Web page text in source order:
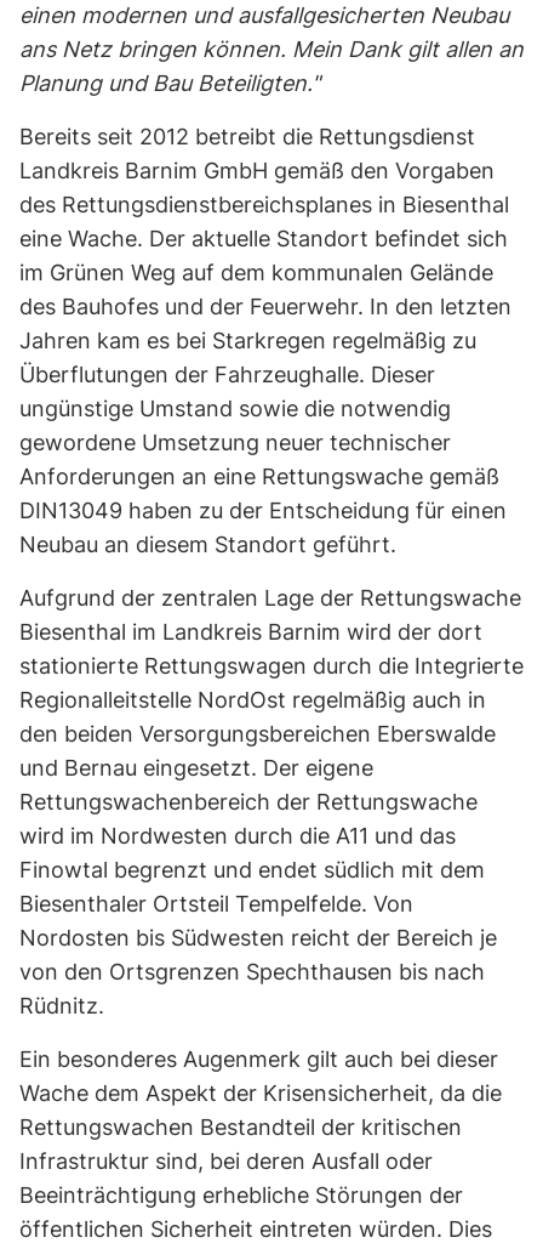
einen modernen und ausfallgesicherten Neubau
ans Netz bringen können. Mein Dank gilt allen an
Planung und Bau Beteiligten."
Bereits seit 2012 betreibt die Rettungsdienst
Landkreis Barnim GmbH gemäß den Vorgaben
des Rettungsdienstbereichsplanes in Biesenthal
eine Wache. Der aktuelle Standort befindet sich
im Grünen Weg auf dem kommunalen Gelände
des Bauhofes und der Feuerwehr. In den letzten
Jahren kam es bei Starkregen regelmäßig zu
Überflutungen der Fahrzeughalle. Dieser
ungünstige Umstand sowie die notwendig
gewordene Umsetzung neuer technischer
Anforderungen an eine Rettungswache gemäß
DIN13049 haben zu der Entscheidung für einen
Neubau an diesem Standort geführt.
Aufgrund der zentralen Lage der Rettungswache
Biesenthal im Landkreis Barnim wird der dort
stationierte Rettungswagen durch die Integrierte
Regionalleitstelle NordOst regelmäßig auch in
den beiden Versorgungsbereichen Eberswalde
und Bernau eingesetzt. Der eigene
Rettungswachenbereich der Rettungswache
wird im Nordwesten durch die A11 und das
Finowtal begrenzt und endet südlich mit dem
Biesenthaler Ortsteil Tempelfelde. Von
Nordosten bis Südwesten reicht der Bereich je
von den Ortsgrenzen Spechthausen bis nach
Rüdnitz.
Ein besonderes Augenmerk gilt auch bei dieser
Wache dem Aspekt der Krisensicherheit, da die
Rettungswachen Bestandteil der kritischen
Infrastruktur sind, bei deren Ausfall oder
Beeinträchtigung erhebliche Störungen der
öffentlichen Sicherheit eintreten würden. Dies